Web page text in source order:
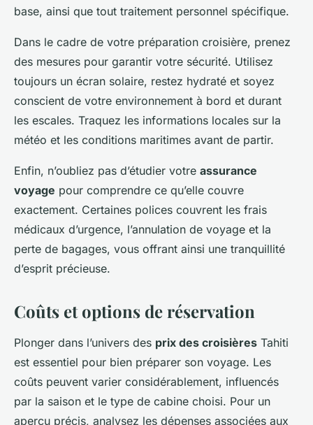
base, ainsi que tout traitement personnel spécifique.
Dans le cadre de votre préparation croisière, prenez
des mesures pour garantir votre sécurité. Utilisez
toujours un écran solaire, restez hydraté et soyez
conscient de votre environnement à bord et durant
les escales. Traquez les informations locales sur la
météo et les conditions maritimes avant de partir.
Enfin, n’oubliez pas d’étudier votre assurance
voyage pour comprendre ce qu’elle couvre
exactement. Certaines polices couvrent les frais
médicaux d’urgence, l’annulation de voyage et la
perte de bagages, vous offrant ainsi une tranquillité
d’esprit précieuse.
Coûts et options de réservation
Plonger dans l’univers des prix des croisières Tahiti
est essentiel pour bien préparer son voyage. Les
coûts peuvent varier considérablement, influencés
par la saison et le type de cabine choisi. Pour un
aperçu précis, analysez les dépenses associées aux